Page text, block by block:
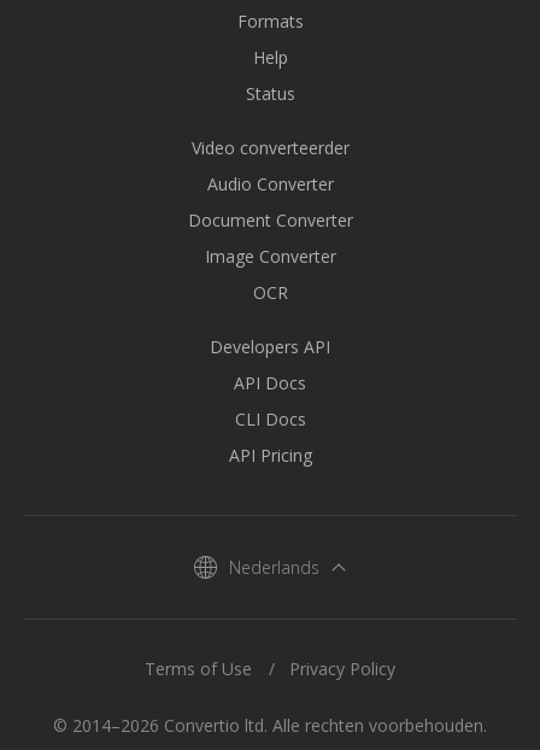
Formats
Help
Status
Video converteerder
Audio Converter
Document Converter
Image Converter
OCR
Developers API
API Docs
CLI Docs
API Pricing
Nederlands
© 2014–2026 Convertio ltd. Alle rechten voorbehouden.
Terms of Use Privacy Policy